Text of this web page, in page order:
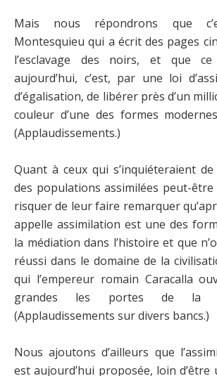
Mais nous répondrons que
Montesquieu qui a écrit des pages
l’esclavage des noirs, et que
aujourd’hui, c’est, par une loi
d’égalisation, de libérer près d’un
couleur d’une des formes
(Applaudissements.)
Quant à ceux qui s’inquiéteraient de
des populations assimilées peut-
risquer de leur faire remarquer
appelle assimilation est une des
la médiation dans l’histoire et que
réussi dans le domaine de la
qui l’empereur romain Caracalla
grandes les portes de la
(Applaudissements sur divers bancs.)
Nous ajoutons d’ailleurs que
est aujourd’hui proposée, loin d’être